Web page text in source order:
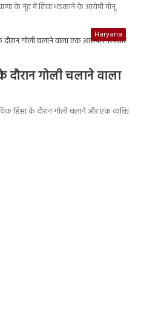
के नूंह में हिंसा भड़काने के आरोपी मोनू
Haryana
गोली चलाने वाला
हिंसा के दौरान गोली चलाने और एक व्यक्ति